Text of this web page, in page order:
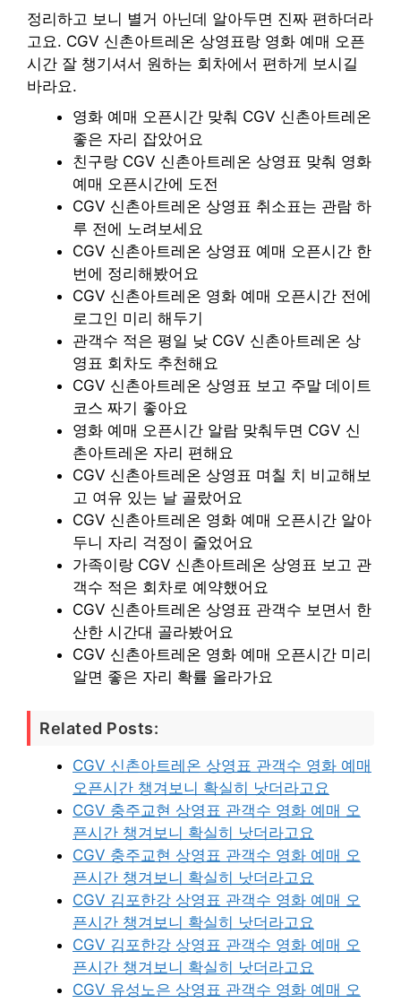
정리하고 보니 별거 아닌데 알아두면 진짜 편하더라
고요. CGV 신촌아트레온 상영표랑 영화 예매 오픈
시간 잘 챙기셔서 원하는 회차에서 편하게 보시길
바라요.
영화 예매 오픈시간 맞춰 CGV 신촌아트레온
좋은 자리 잡았어요
친구랑 CGV 신촌아트레온 상영표 맞춰 영화
예매 오픈시간에 도전
CGV 신촌아트레온 상영표 취소표는 관람 하
루 전에 노려보세요
CGV 신촌아트레온 상영표 예매 오픈시간 한
번에 정리해봤어요
CGV 신촌아트레온 영화 예매 오픈시간 전에
로그인 미리 해두기
관객수 적은 평일 낮 CGV 신촌아트레온 상
영표 회차도 추천해요
CGV 신촌아트레온 상영표 보고 주말 데이트
코스 짜기 좋아요
영화 예매 오픈시간 알람 맞춰두면 CGV 신
촌아트레온 자리 편해요
CGV 신촌아트레온 상영표 며칠 치 비교해보
고 여유 있는 날 골랐어요
CGV 신촌아트레온 영화 예매 오픈시간 알아
두니 자리 걱정이 줄었어요
가족이랑 CGV 신촌아트레온 상영표 보고 관
객수 적은 회차로 예약했어요
CGV 신촌아트레온 상영표 관객수 보면서 한
산한 시간대 골라봤어요
CGV 신촌아트레온 영화 예매 오픈시간 미리
알면 좋은 자리 확률 올라가요
Related Posts:
CGV 신촌아트레온 상영표 관객수 영화 예매
오픈시간 챙겨보니 확실히 낫더라고요
CGV 충주교현 상영표 관객수 영화 예매 오
픈시간 챙겨보니 확실히 낫더라고요
CGV 충주교현 상영표 관객수 영화 예매 오
픈시간 챙겨보니 확실히 낫더라고요
CGV 김포한강 상영표 관객수 영화 예매 오
픈시간 챙겨보니 확실히 낫더라고요
CGV 김포한강 상영표 관객수 영화 예매 오
픈시간 챙겨보니 확실히 낫더라고요
CGV 유성노은 상영표 관객수 영화 예매 오